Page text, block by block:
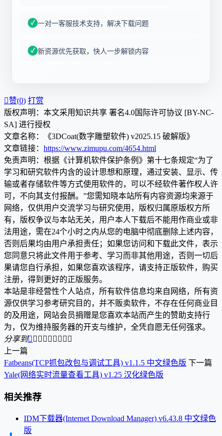
一对一客服技术支持，解决下载问题
新资源优先获取，快人一步解锁内容
赞(0) 打赏
版权声明：本文采用知识共享 署名4.0国际许可协议 [BY-NC-
SA] 进行授权
文章名称：《3DCoat(数字雕塑软件) v2025.15 破解版》
文章链接： https://www.zimupu.com/4654.html
免责声明：根据《计算机软件保护条例》第十七条规定“为了
学习和研究软件内含的设计思想和原理，通过安装、显示、传
输或者存储软件等方式使用软件的，可以不经软件著作权人许
可，不向其支付报酬。”您需知晓本站所有内容资源均来源于
网络，仅供用户交流学习与研究使用，版权归属原版权方所
有，版权争议与本站无关，用户本人下载后不能用作商业或非
法用途，需在24个小时之内从您的电脑中彻底删除上述内容，
否则后果均由用户承担责任；如果您访问和下载此文件，表示
您同意只将此文件用于参考、学习而非其他用途，否则一切后
果请您自行承担，如果您喜欢该程序，请支持正版软件，购买
注册，得到更好的正版服务。
本站是非经营性个人站点，所有软件信息均来自网络，所有资
源仅供学习参考研究目的，并不贩卖软件，不存在任何商业目
的及用途，网站会员捐赠是您喜欢本站而产生的赞助支持行
为，仅为维持服务器的开支与维护，全凭自愿无任何强求。
分享到        
上一篇
Fatbeans(TCP抓包改包与调试工具) v1.1.5 中文绿色版 下一篇
Yale(网络实时流量查看工具) v1.25 汉化绿色版
相关推荐
IDM下载器(Internet Download Manager) v6.43.8 中文绿色
版